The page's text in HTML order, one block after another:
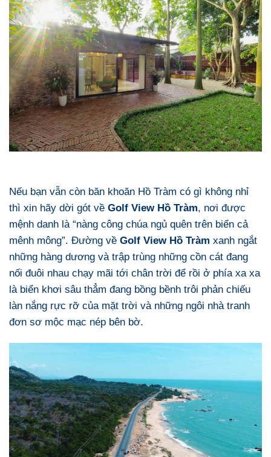
Nếu bạn vẫn còn băn khoăn Hồ Tràm có gì không nhỉ
thì xin hãy dời gót về Golf View Hồ Tràm, nơi được
mệnh danh là “nàng công chúa ngủ quên trên biển cả
mênh mông”. Đường về Golf View Hồ Tràm xanh ngắt
những hàng dương và trập trùng những cồn cát đang
nối đuôi nhau chạy mãi tới chân trời để rồi ở phía xa xa
là biển khơi sâu thẳm đang bồng bềnh trôi phản chiếu
làn nắng rực rỡ của mặt trời và những ngôi nhà tranh
đơn sơ mộc mạc nép bên bờ.